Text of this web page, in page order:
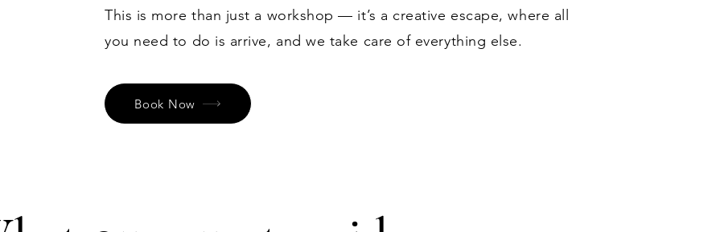
This is more than just a workshop — it’s a creative escape, where all
you need to do is arrive, and we take care of everything else.
Book Now